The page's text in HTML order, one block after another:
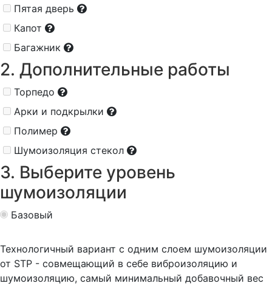
Пятая дверь
Капот
Багажник
2. Дополнительные работы
Торпедо
Арки и подкрылки
Полимер
Шумоизоляция стекол
3. Выберите уровень
шумоизоляции
Базовый
Технологичный вариант с одним слоем шумоизоляции
от STP - совмещающий в себе виброизоляцию и
шумоизоляцию, самый минимальный добавочный вес